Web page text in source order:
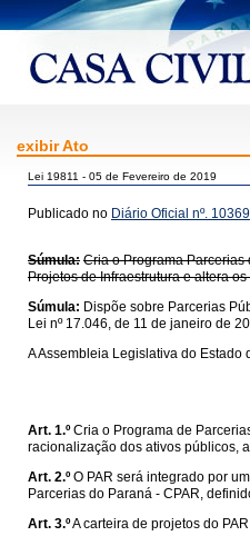
exibir Ato
Lei 19811 - 05 de Fevereiro de 2019
Publicado no Diário Oficial nº. 10369
Súmula: Cria o Programa
Projetos de Infraestrutura e altera
Súmula: Dispõe sobre Parcerias
Lei nº 17.046, de 11 de janeiro de
A Assembleia Legislativa do
Art. 1.º Cria o Programa de
racionalização dos ativos públicos,
Art. 2.º O PAR será integrado por
Parcerias do Paraná - CPAR,
Art. 3.ºA carteira de projetos do